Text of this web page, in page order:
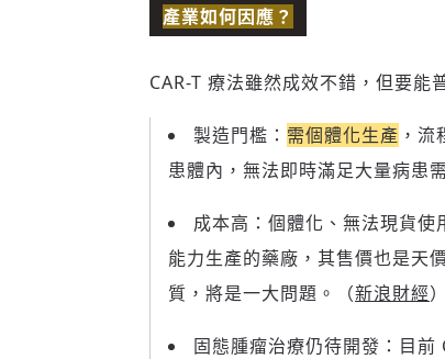
產業如何因應？
CAR-T 療法雖然成效不錯，但要能
製造門檻： 需個體化生產 ，
患體內，無法即時滿足大量病患
成本高：個體化、無法現貨
能力生產的藥廠，其售價也是天
質，將是一大問題。（新浪財經）
固態腫瘤治療仍待開發：目前